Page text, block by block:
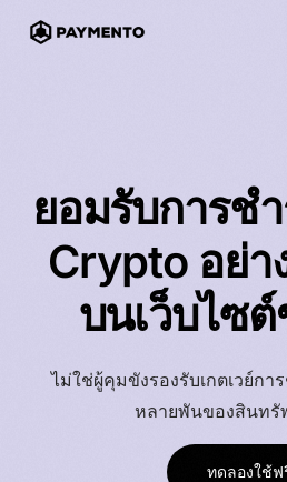
ยอมรับการช
Crypto อย่า
บนเว็บไซ
ไม่ใช่ผู้คุมขังรองรับเกตเวย์กา
หลายพันของสินทรั
ทดลองใช้ฟ
ไทย